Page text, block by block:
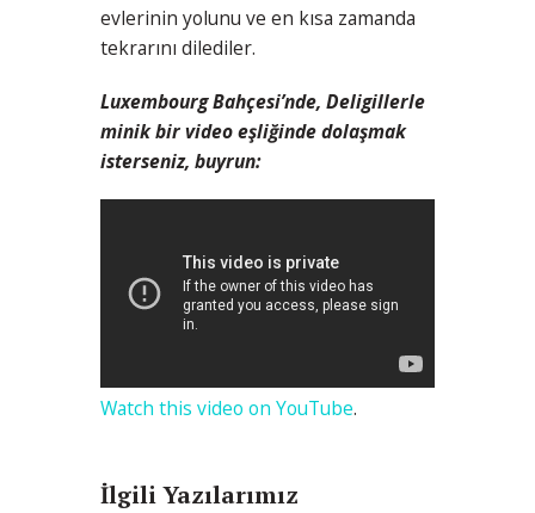
evlerinin yolunu ve en kısa zamanda
tekrarını dilediler.
Luxembourg Bahçesi’nde, Deligillerle
minik bir video eşliğinde dolaşmak
isterseniz, buyrun:
Watch this video on YouTube.
İlgili Yazılarımız